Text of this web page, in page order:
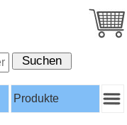
Produkte